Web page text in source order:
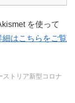
を使って
はこちらをご覧
ストリア新型コロナ